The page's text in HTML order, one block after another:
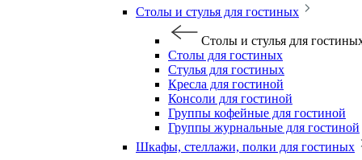
Столы и стулья для гостиных
Столы и стулья для
Столы для гостиных
Стулья для гостиных
Кресла для гостиной
Консоли для гостиной
Группы кофейные для гостиной
Группы журнальные для гостиной
Шкафы, стеллажи, полки для гостиных